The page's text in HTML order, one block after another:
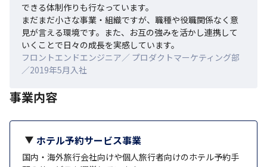
できる体制作りも行なっています。
まだまだ小さな事業・組織ですが、職種や役職関係なく意
見が言える環境です。また、お互の強みを活かし連携して
いくことで日々の成長を実感しています。
フロントエンドエンジニア／ プロダクトマーケティング部
／2019年5月入社
事業内容
ホテル予約サービス事業
国内・海外旅行会社向けや個人旅行者向けのホテル予約手